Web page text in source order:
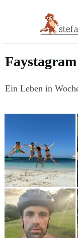
Faystagram
Ein Leben in